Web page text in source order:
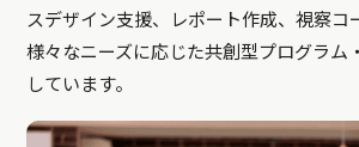
スデザイン支援、レポート作成、視察コ
様々なニーズに応じた共創型プログラム
しています。